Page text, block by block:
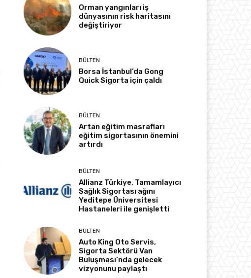
Orman yangınları iş
dünyasının risk haritasını
değiştiriyor
BÜLTEN
Borsa İstanbul’da Gong
Quick Sigorta için çaldı
BÜLTEN
Artan eğitim masrafları
eğitim sigortasının önemini
artırdı
BÜLTEN
Allianz Türkiye, Tamamlayıcı
Sağlık Sigortası ağını
Yeditepe Üniversitesi
Hastaneleri ile genişletti
BÜLTEN
Auto King Oto Servis,
Sigorta Sektörü Van
Buluşması’nda gelecek
vizyonunu paylaştı